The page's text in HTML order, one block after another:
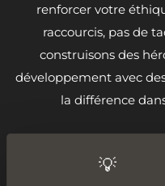
renforcer votre
raccourcis, pas de
construisons des
développement avec
la différence
Sur la même